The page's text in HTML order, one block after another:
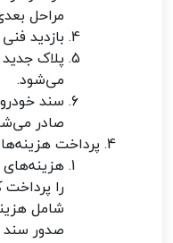
مراحل
بازدید
پلاک
می‌شود.
سند
صادر
پرداخت
را
شامل
صدور